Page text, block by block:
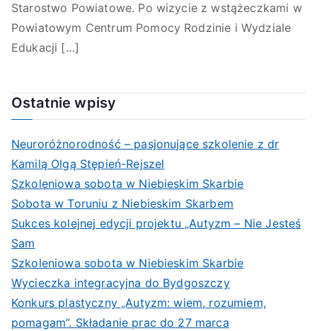
Starostwo Powiatowe. Po wizycie z wstążeczkami w
Powiatowym Centrum Pomocy Rodzinie i Wydziale
Edukacji […]
Ostatnie wpisy
Neuroróżnorodność – pasjonujące szkolenie z dr
Kamilą Olgą Stępień-Rejszel
Szkoleniowa sobota w Niebieskim Skarbie
Sobota w Toruniu z Niebieskim Skarbem
Sukces kolejnej edycji projektu „Autyzm – Nie Jesteś
Sam
Szkoleniowa sobota w Niebieskim Skarbie
Wycieczka integracyjna do Bydgoszczy
Konkurs plastyczny „Autyzm: wiem, rozumiem,
pomagam”. Składanie prac do 27 marca